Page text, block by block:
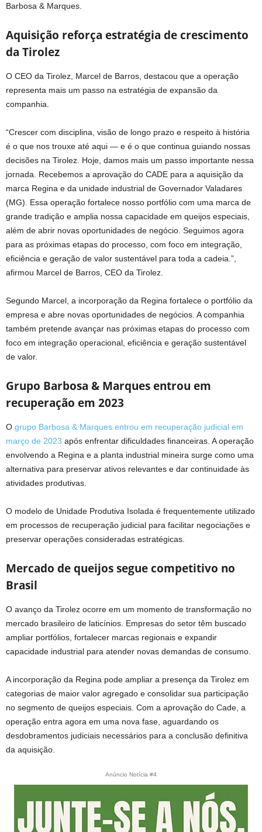
Barbosa & Marques.
Aquisição reforça estratégia de crescimento
da Tirolez
O CEO da Tirolez, Marcel de Barros, destacou que a operação
representa mais um passo na estratégia de expansão da
companhia.
“Crescer com disciplina, visão de longo prazo e respeito à história
é o que nos trouxe até aqui — e é o que continua guiando nossas
decisões na Tirolez. Hoje, damos mais um passo importante nessa
jornada. Recebemos a aprovação do CADE para a aquisição da
marca Regina e da unidade industrial de Governador Valadares
(MG). Essa operação fortalece nosso portfólio com uma marca de
grande tradição e amplia nossa capacidade em queijos especiais,
além de abrir novas oportunidades de negócio. Seguimos agora
para as próximas etapas do processo, com foco em integração,
eficiência e geração de valor sustentável para toda a cadeia.”,
afirmou Marcel de Barros, CEO da Tirolez.
Segundo Marcel, a incorporação da Regina fortalece o portfólio da
empresa e abre novas oportunidades de negócios. A companhia
também pretende avançar nas próximas etapas do processo com
foco em integração operacional, eficiência e geração sustentável
de valor.
Grupo Barbosa & Marques entrou em
recuperação em 2023
O grupo Barbosa & Marques entrou em recuperação judicial em
março de 2023 após enfrentar dificuldades financeiras. A operação
envolvendo a Regina e a planta industrial mineira surge como uma
alternativa para preservar ativos relevantes e dar continuidade às
atividades produtivas.
O modelo de Unidade Produtiva Isolada é frequentemente utilizado
em processos de recuperação judicial para facilitar negociações e
preservar operações consideradas estratégicas.
Mercado de queijos segue competitivo no
Brasil
O avanço da Tirolez ocorre em um momento de transformação no
mercado brasileiro de laticínios. Empresas do setor têm buscado
ampliar portfólios, fortalecer marcas regionais e expandir
capacidade industrial para atender novas demandas de consumo.
A incorporação da Regina pode ampliar a presença da Tirolez em
categorias de maior valor agregado e consolidar sua participação
no segmento de queijos especiais. Com a aprovação do Cade, a
operação entra agora em uma nova fase, aguardando os
desdobramentos judiciais necessários para a conclusão definitiva
da aquisição.
Anúncio Notícia #4